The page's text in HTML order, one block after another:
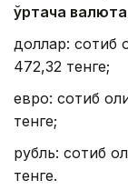
ўртача
доллар:
472,32 тенге;
евро: сотиб
тенге;
рубль: сотиб
тенге.